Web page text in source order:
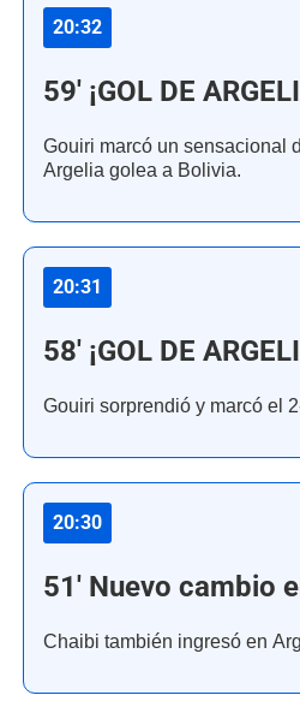
20:32
59' ¡GOL DE
Gouiri marcó un sensacional
Argelia golea a Bolivia.
20:31
58' ¡GOL DE
Gouiri sorprendió y marcó el
20:30
51' Nuevo cambio
Chaibi también ingresó en